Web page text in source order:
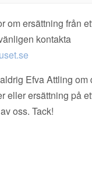
om ersättning från
kontakta
Efva Attling om
eller ersättning på
oss. Tack!